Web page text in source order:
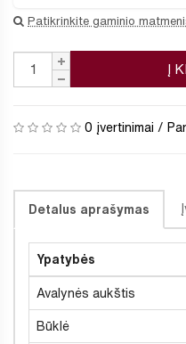
Patikrinkite gaminio
Į
0 įvertinimai /
Detalus aprašymas
Ypatybės
Avalynės aukštis
Būklė